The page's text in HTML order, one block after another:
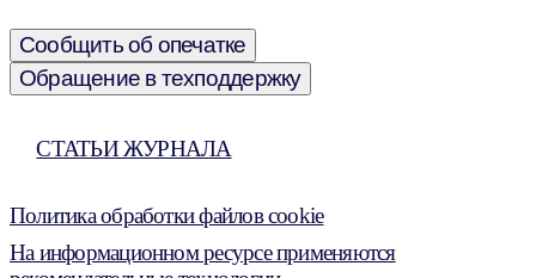
Сообщить об опечатке
Обращение в техподдержку
СТАТЬИ ЖУРНАЛА
Политика обработки файлов cookie
На информационном ресурсе применяются